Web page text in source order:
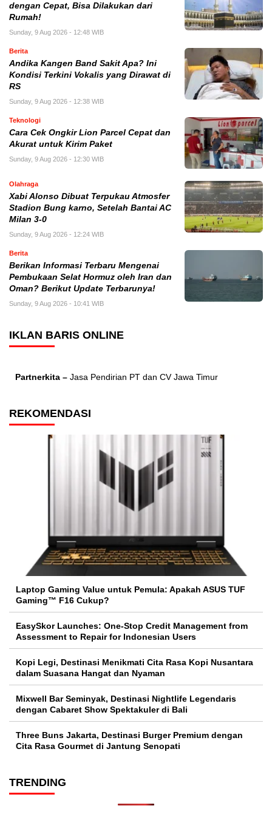
dengan Cepat, Bisa Dilakukan dari
Rumah!
Sunday, 9 Aug 2026 - 12:48 WIB
Berita
Andika Kangen Band Sakit Apa? Ini
Kondisi Terkini Vokalis yang Dirawat di
RS
Sunday, 9 Aug 2026 - 12:38 WIB
Teknologi
Cara Cek Ongkir Lion Parcel Cepat dan
Akurat untuk Kirim Paket
Sunday, 9 Aug 2026 - 12:30 WIB
Olahraga
Xabi Alonso Dibuat Terpukau Atmosfer
Stadion Bung karno, Setelah Bantai AC
Milan 3-0
Sunday, 9 Aug 2026 - 12:24 WIB
Berita
Berikan Informasi Terbaru Mengenai
Pembukaan Selat Hormuz oleh Iran dan
Oman? Berikut Update Terbarunya!
Sunday, 9 Aug 2026 - 10:41 WIB
IKLAN BARIS ONLINE
Partnerkita – Jasa Pendirian PT dan CV Jawa Timur
REKOMENDASI
Laptop Gaming Value untuk Pemula: Apakah ASUS TUF
Gaming™ F16 Cukup?
EasySkor Launches: One-Stop Credit Management from
Assessment to Repair for Indonesian Users
Kopi Legi, Destinasi Menikmati Cita Rasa Kopi Nusantara
dalam Suasana Hangat dan Nyaman
Mixwell Bar Seminyak, Destinasi Nightlife Legendaris
dengan Cabaret Show Spektakuler di Bali
Three Buns Jakarta, Destinasi Burger Premium dengan
Cita Rasa Gourmet di Jantung Senopati
TRENDING